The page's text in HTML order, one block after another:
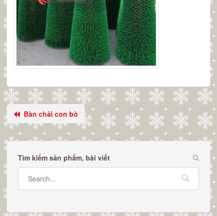
Bàn chải con bò
Tìm kiếm sản phẩm, bài viết